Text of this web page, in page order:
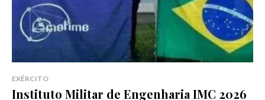
EXÉRCITO
Instituto Militar de Engenharia IMC 2026